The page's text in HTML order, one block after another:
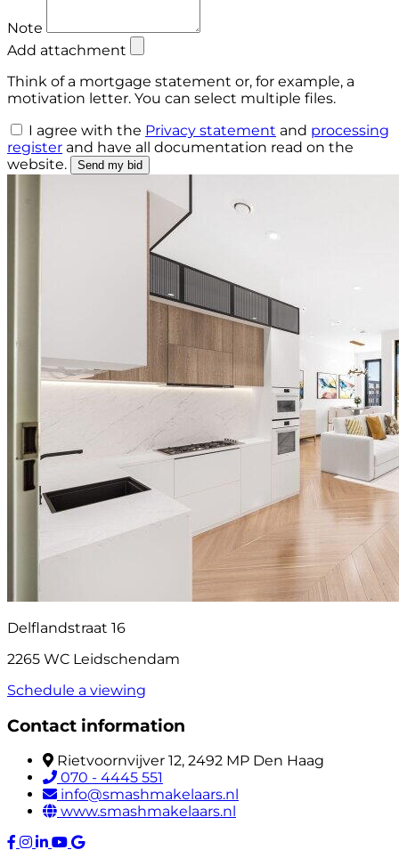
Note
Add attachment
Think of a mortgage statement or, for example, a
motivation letter. You can select multiple files.
I agree with the Privacy statement and processing
register and have all documentation read on the
website.
Send my bid
Delflandstraat 16
2265 WC Leidschendam
Schedule a viewing
Contact information
Rietvoornvijver 12, 2492 MP Den Haag
070 - 4445 551
info@smashmakelaars.nl
www.smashmakelaars.nl